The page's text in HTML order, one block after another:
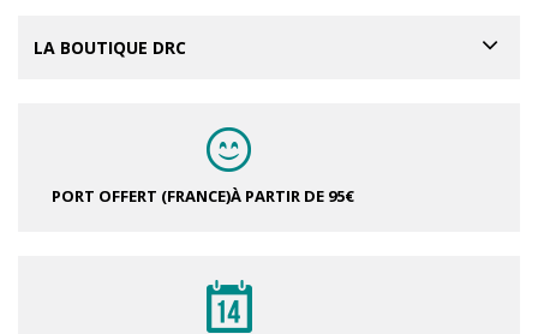
LA BOUTIQUE DRC
PORT OFFERT (FRANCE)À PARTIR DE 95€